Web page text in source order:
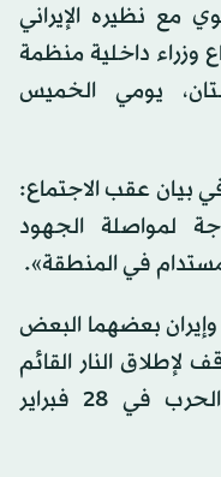
مع نظيره الإيراني
داخلية منظمة
يومي الخميس
في بيان عقب الاجتماع:
لمواصلة الجهود
في المنطقة».
وإيران بعضهما البعض
النار القائم
منذ نحو شهرين بعد انطلاق الحرب في 28 فبراير